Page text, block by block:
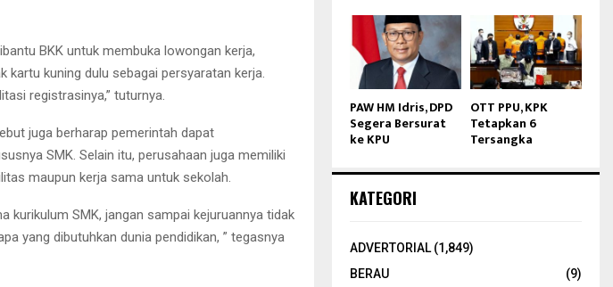
BKK untuk membuka lowongan kerja,
kartu kuning dulu sebagai persyaratan kerja.
registrasinya,” tuturnya.
juga berharap pemerintah dapat
SMK. Selain itu, perusahaan juga memiliki
maupun kerja sama untuk sekolah.
kurikulum SMK, jangan sampai kejuruannya tidak
yang dibutuhkan dunia pendidikan, ” tegasnya
PAW HM Idris, DPD
Segera Bersurat
ke KPU
OTT PPU, KPK
Tetapkan 6
Tersangka
KATEGORI
ADVERTORIAL(1,849)
BERAU
(9)